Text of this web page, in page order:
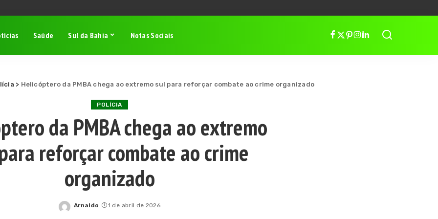
Saúde Sul da Bahia Notas Sociais
> Helicóptero da PMBA chega ao extremo sul para reforçar combate ao crime organizado
POLÍCIA
da PMBA chega ao extremo
reforçar combate ao crime
organizado
Posted
Arnaldo 1 de abril de 2026